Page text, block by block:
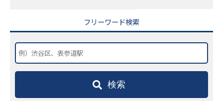
フリーワード検索
検索